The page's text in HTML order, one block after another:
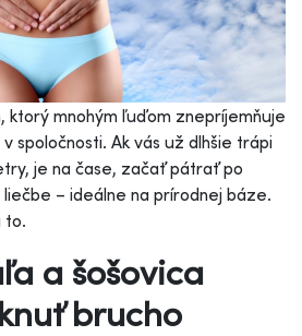
ktorý mnohým ľuďom znepríjemňuje
spoločnosti. Ak vás už dlhšie trápi
je na čase, začať pátrať po
– ideálne na prírodnej báze.
to.
a šošovica
brucho